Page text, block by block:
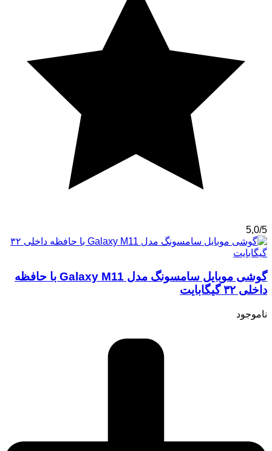
5,0/5
گوشی موبایل سامسونگ مدل Galaxy M11 با حافظه
داخلی ۳۲ گیگابایت
ناموجود